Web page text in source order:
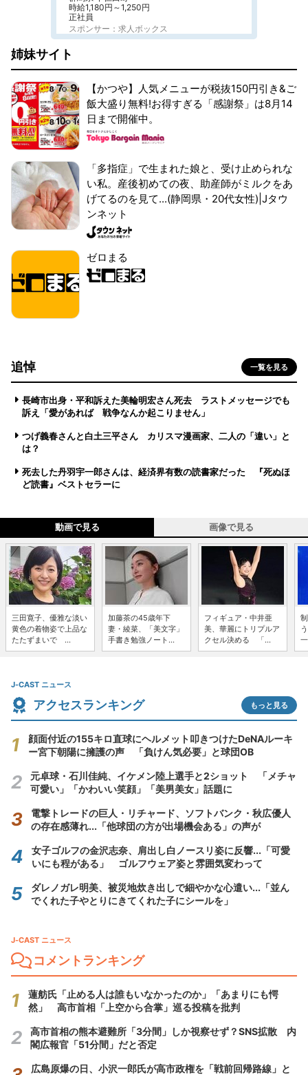
時給1,180円～1,250円
正社員
スポンサー：求人ボックス
姉妹サイト
【かつや】人気メニューが税抜150円引き&ご
飯大盛り無料!お得すぎる「感謝祭」は8月14
日まで開催中。
「多指症」で生まれた娘と、受け止められな
い私。産後初めての夜、助産師がミルクをあ
げてるのを見て...(静岡県・20代女性)|Jタウ
ンネット
ゼロまる
追悼 一覧を見る
長崎市出身・平和訴えた美輪明宏さん死去 ラストメッセージでも
訴え「愛があれば 戦争なんか起こりません」
つげ義春さんと白土三平さん カリスマ漫画家、二人の「違い」と
は？
死去した丹羽宇一郎さんは、経済界有数の読書家だった 『死ぬほ
ど読書』ベストセラーに
動画で見る 画像で見る
三田寛子、優雅な淡い
黄色の着物姿で上品な
たたずまいで ...
加藤茶の45歳年下
妻・綾菜、「美文字」
手書き勉強ノート...
フィギュア・中井亜
美、華麗にトリプルア
クセル決める 「...
J-CAST ニュース
アクセスランキング もっと見る
顔面付近の155キロ直球にヘルメット叩きつけたDeNAルーキ
ー宮下朝陽に擁護の声 「負けん気必要」と球団OB
元卓球・石川佳純、イケメン陸上選手と2ショット 「メチャ
可愛い」「かわいい笑顔」「美男美女」話題に
電撃トレードの巨人・リチャード、ソフトバンク・秋広優人
の存在感薄れ...「他球団の方が出場機会ある」の声が
女子ゴルフの金沢志奈、肩出し白ノースリ姿に反響...「可愛
いにも程がある」 ゴルフウェア姿と雰囲気変わって
ダレノガレ明美、被災地炊き出しで細やかな心遣い...「並ん
でくれた子やとりにきてくれた子にシールを」
J-CAST ニュース
コメントランキング
蓮舫氏「止める人は誰もいなかったのか」「あまりにも愕
然」 高市首相「上空から合掌」巡る投稿を批判
高市首相の熊本避難所「3分間」しか視察せず？SNS拡散 内
閣広報官「51分間」だと否定
広島原爆の日、小沢一郎氏が高市政権を「戦前回帰路線」と